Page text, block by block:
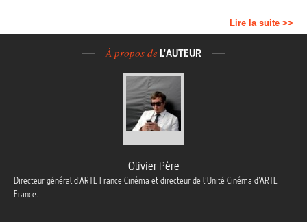
Lire la suite >>
À propos de L'AUTEUR
Olivier Père
Directeur général d’ARTE France Cinéma et directeur de l’Unité Cinéma d’ARTE
France.